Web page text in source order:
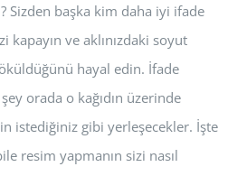
Sizden başka kim daha iyi ifade
kapayın ve aklınızdaki soyut
hayal edin. İfade
orada o kağıdın üzerinde
istediğiniz gibi yerleşecekler. İşte
resim yapmanın sizi nasıl